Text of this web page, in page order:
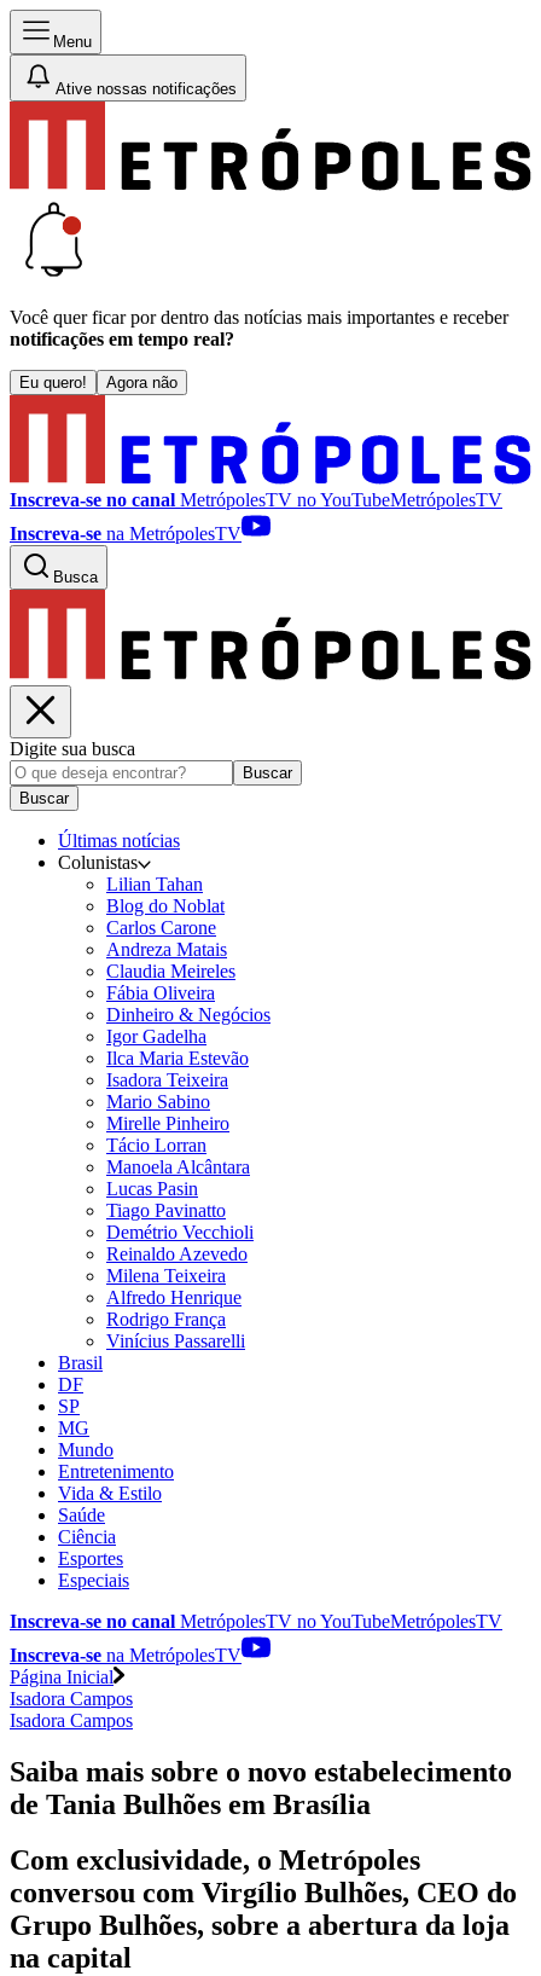
Menu
Ative nossas notificações
Você quer ficar por dentro das notícias mais importantes e receber
notificações em tempo real?
Eu quero! Agora não
Inscreva-se no canal MetrópolesTV noYouTubeMetrópolesTV
Inscreva-se na MetrópolesTV
Busca
Digite sua busca
Buscar
Buscar
Últimas notícias
Colunistas
Lilian Tahan
Blog do Noblat
Carlos Carone
Andreza Matais
Claudia Meireles
Fábia Oliveira
Dinheiro & Negócios
Igor Gadelha
Ilca Maria Estevão
Isadora Teixeira
Mario Sabino
Mirelle Pinheiro
Tácio Lorran
Manoela Alcântara
Lucas Pasin
Tiago Pavinatto
Demétrio Vecchioli
Reinaldo Azevedo
Milena Teixeira
Alfredo Henrique
Rodrigo França
Vinícius Passarelli
Brasil
DF
SP
MG
Mundo
Entretenimento
Vida & Estilo
Saúde
Ciência
Esportes
Especiais
Inscreva-se no canal MetrópolesTV noYouTubeMetrópolesTV
Inscreva-se na MetrópolesTV
Página Inicial
Isadora Campos
Isadora Campos
Saiba mais sobre o novo estabelecimento
de Tania Bulhões em Brasília
Com exclusividade, o Metrópoles
conversou com Virgílio Bulhões, CEO do
Grupo Bulhões, sobre a abertura da loja
na capital